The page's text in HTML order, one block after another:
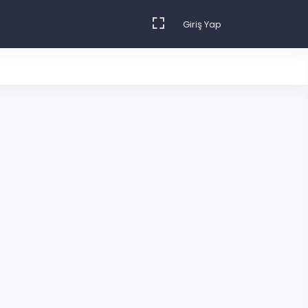
Giriş Yap